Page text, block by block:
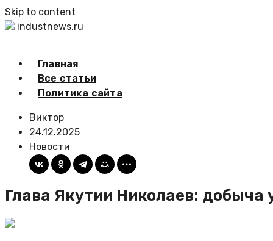
Skip to content
industnews.ru
Главная
Все статьи
Политика сайта
Виктор
24.12.2025
Новости
Глава Якутии Николаев: добыча